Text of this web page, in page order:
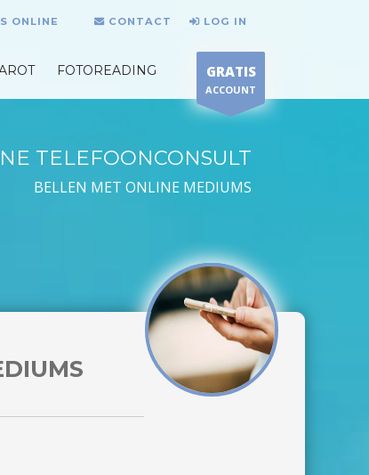
ONLINE CONTACT LOG IN
FOTOREADING GRATIS
ACCOUNT
TELEFOONCONSULT
BELLEN MET ONLINE MEDIUMS